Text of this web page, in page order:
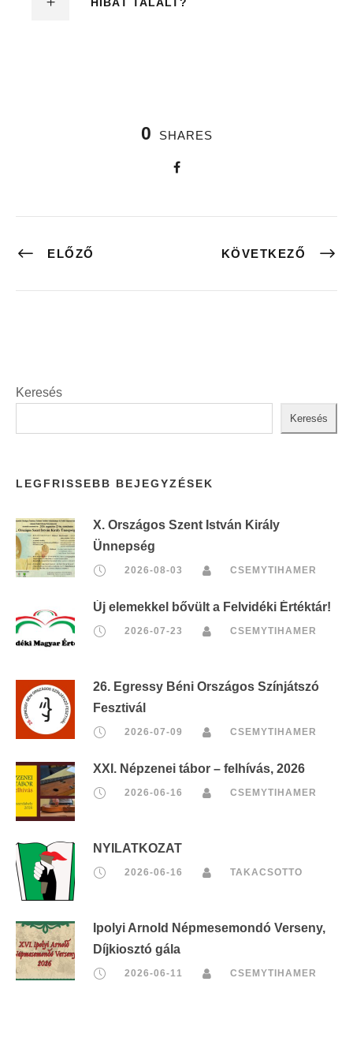
0 SHARES
ELŐZŐ KÖVETKEZŐ
Keresés
Keresés
LEGFRISSEBB BEJEGYZÉSEK
X. Országos Szent István Király
Ünnepség
2026-08-03 CSEMYTIHAMER
Új elemekkel bővült a Felvidéki Értéktár!
2026-07-23 CSEMYTIHAMER
26. Egressy Béni Országos Színjátszó
Fesztivál
2026-07-09 CSEMYTIHAMER
XXI. Népzenei tábor – felhívás, 2026
2026-06-16 CSEMYTIHAMER
NYILATKOZAT
2026-06-16 TAKACSOTTO
Ipolyi Arnold Népmesemondó Verseny,
Díjkiosztó gála
2026-06-11 CSEMYTIHAMER